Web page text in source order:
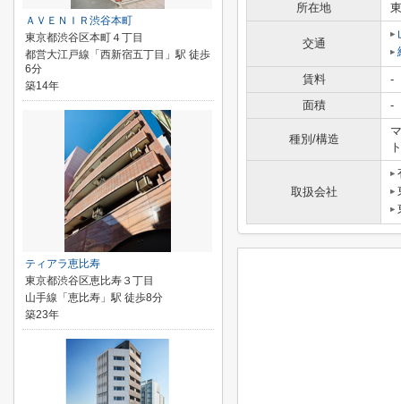
所在地
交通
賃料
-
面積
-
種別/構造
ト
取扱会社
ＡＶＥＮＩＲ渋谷本町
東京都渋谷区本町４丁目
都営大江戸線「西新宿五丁目」駅 徒歩
6分
築14年
ティアラ恵比寿
東京都渋谷区恵比寿３丁目
山手線「恵比寿」駅 徒歩8分
築23年